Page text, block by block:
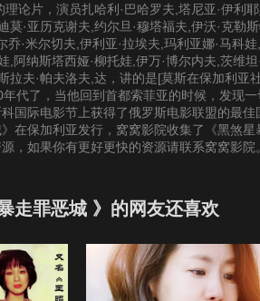
论片，演员扎哈利·巴哈罗夫,塔尼亚·伊利
莫·亚历克谢夫,约尔旦·穆塔福夫,伊沃·克勒
乔·米尔切夫,伊利亚·拉埃夫,玛利亚娜·马科
,阿纳斯塔西娅·柳托娃,伊万·博尔内夫,茨维
拉夫·帕夫洛夫,达，讲的是[莫斯在保加利
代了，当他回到首都索菲亚的时候，发现
国际电影节上获得了俄罗斯电影联盟的最
》在保加利亚发行，窝窝影院收集了《黑煞
，如果你有更好更快的资源请联系窝窝影院。
走罪恶城 》的网友还喜欢